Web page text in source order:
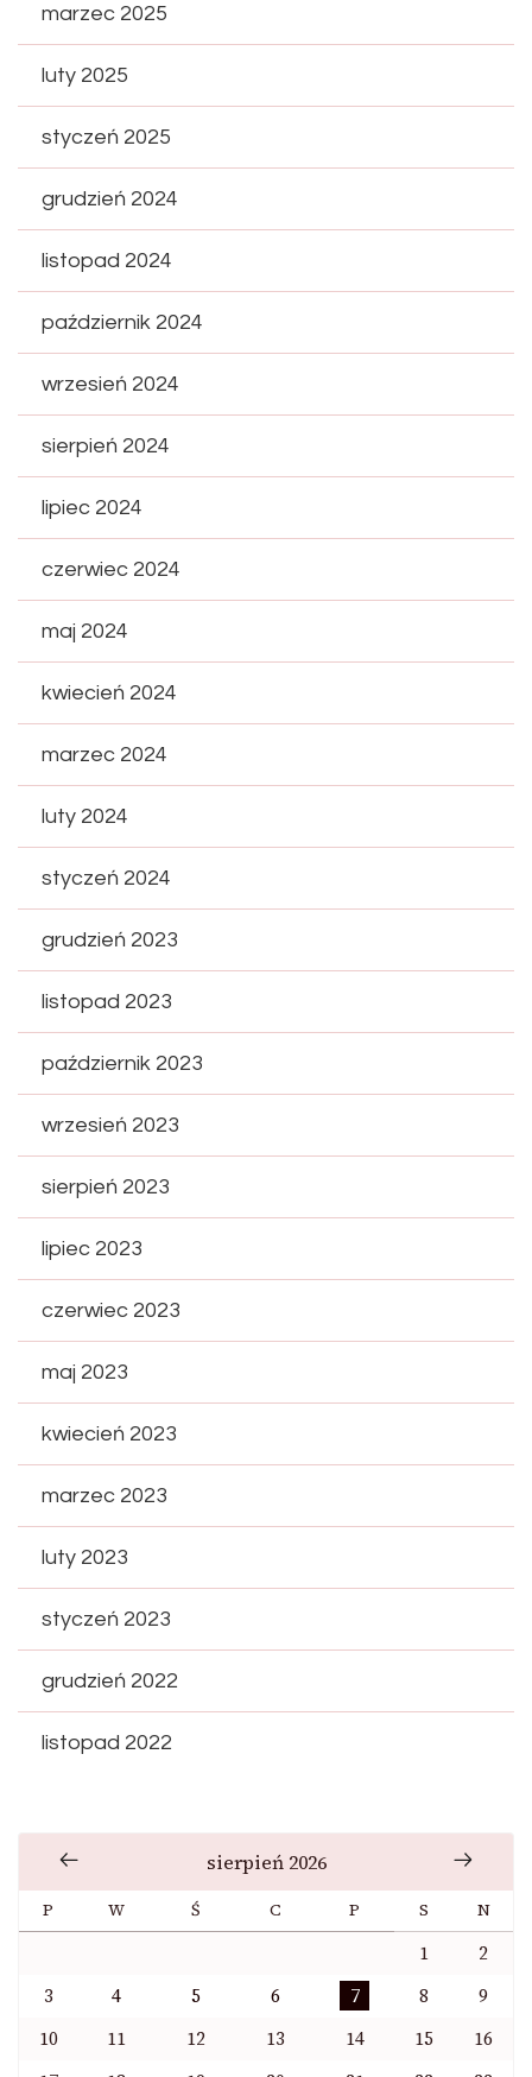
marzec 2025
luty 2025
styczeń 2025
grudzień 2024
listopad 2024
październik 2024
wrzesień 2024
sierpień 2024
lipiec 2024
czerwiec 2024
maj 2024
kwiecień 2024
marzec 2024
luty 2024
styczeń 2024
grudzień 2023
listopad 2023
październik 2023
wrzesień 2023
sierpień 2023
lipiec 2023
czerwiec 2023
maj 2023
kwiecień 2023
marzec 2023
luty 2023
styczeń 2023
grudzień 2022
listopad 2022
sierpień 2026
P W Ś C P S N
1
2
3
4 5 6 7 8
9
10
11 12 13 14 15
16